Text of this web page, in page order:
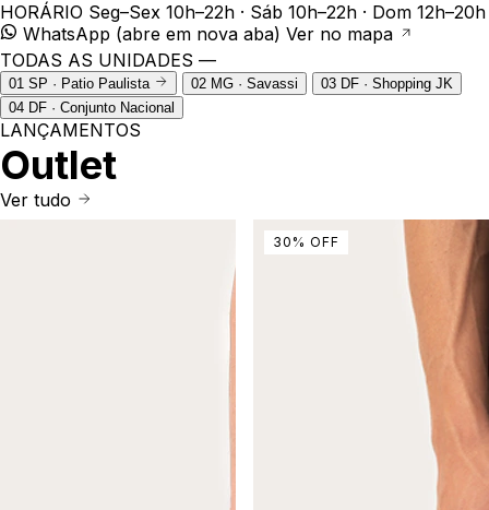
HORÁRIO Seg–Sex 10h–22h · Sáb 10h–22h · Dom 12h–20h
WhatsApp (abre em nova aba) Ver no mapa
TODAS AS UNIDADES —
01 SP · Patio Paulista 02 MG · Savassi 03 DF · Shopping JK
04 DF · Conjunto Nacional
LANÇAMENTOS
Outlet
Ver tudo
30 % OFF